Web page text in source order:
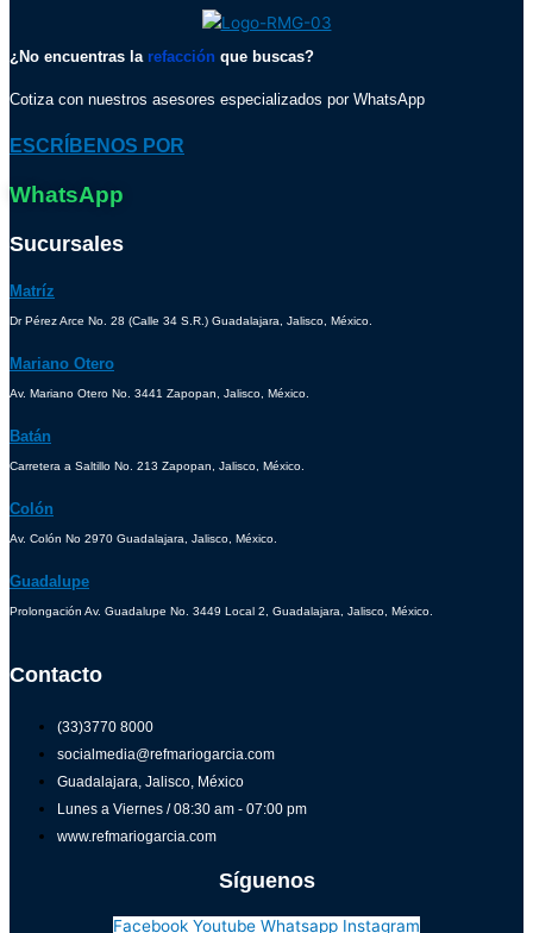
¿No encuentras la refacción que buscas?
Cotiza con nuestros asesores especializados por WhatsApp
ESCRÍBENOS POR
WhatsApp
Sucursales
Matríz
Dr Pérez Arce No. 28 (Calle 34 S.R.) Guadalajara, Jalisco, México.
Mariano Otero
Av. Mariano Otero No. 3441 Zapopan, Jalisco, México.
Batán
Carretera a Saltillo No. 213 Zapopan, Jalisco, México.
Colón
Av. Colón No 2970 Guadalajara, Jalisco, México.
Guadalupe
Prolongación Av. Guadalupe No. 3449 Local 2, Guadalajara, Jalisco, México.
Contacto
(33)3770 8000
socialmedia@refmariogarcia.com
Guadalajara, Jalisco, México
Lunes a Viernes / 08:30 am - 07:00 pm
www.refmariogarcia.com
Síguenos
Facebook Youtube Whatsapp Instagram